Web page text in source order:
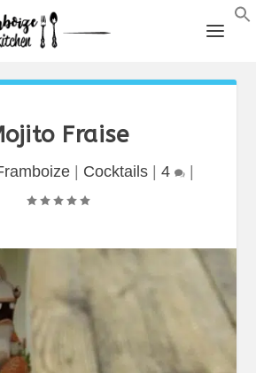
Fraise
| Cocktails| 4 |